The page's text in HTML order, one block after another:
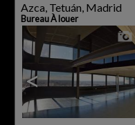
Azca, Tetuán, Madrid
Bureau À louer
<